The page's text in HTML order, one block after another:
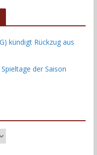
kündigt Rückzug aus
der Saison